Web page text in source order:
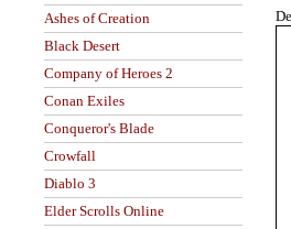
Ashes of Creation
Black Desert
Company of Heroes 2
Conan Exiles
Conqueror's Blade
Crowfall
Diablo 3
Elder Scrolls Online